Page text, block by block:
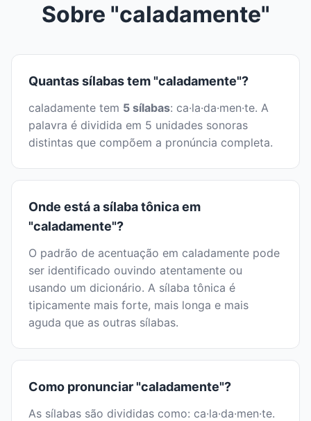
Sobre "caladamente"
Quantas sílabas tem "caladamente"?
caladamente tem 5 sílabas: ca·la·da·men·te. A
palavra é dividida em 5 unidades sonoras
distintas que compõem a pronúncia completa.
Onde está a sílaba tônica em
"caladamente"?
O padrão de acentuação em caladamente pode
ser identificado ouvindo atentamente ou
usando um dicionário. A sílaba tônica é
tipicamente mais forte, mais longa e mais
aguda que as outras sílabas.
Como pronunciar "caladamente"?
As sílabas são divididas como: ca·la·da·men·te.